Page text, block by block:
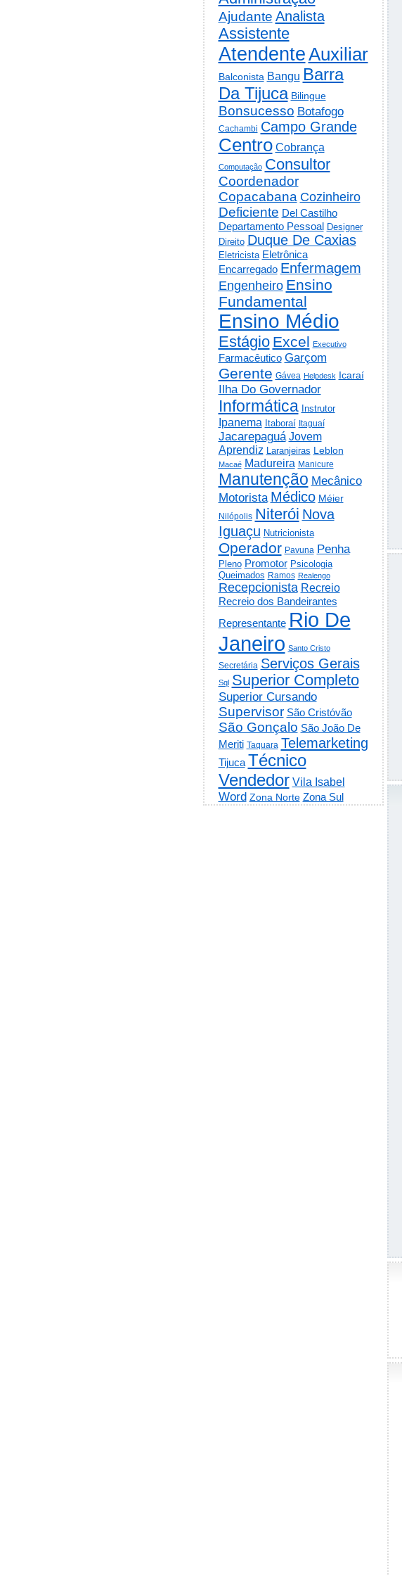
Ajudante Analista
Assistente
AtendenteAuxiliar
Balconista Bangu Barra
Da Tijuca Bilingue
Bonsucesso Botafogo
Cachambi Campo Grande
Centro Cobrança
Computação Consultor
Coordenador
Copacabana Cozinheiro
Deficiente Del Castilho
Departamento Pessoal Designer
Direito Duque De Caxias
Eletricista Eletrônica
Encarregado Enfermagem
Engenheiro Ensino
Fundamental
Ensino Médio
Estágio Excel Executivo
Farmacêutico Garçom
Gerente Gávea Helpdesk Icaraí
Ilha Do Governador
Informática Instrutor
Ipanema Itaboraí Itaguaí
Jacarepaguá Jovem
Aprendiz
Laranjeiras Leblon
Macaé Madureira Manicure
Manutenção Mecânico
Motorista Médico Méier
Nilópolis Niterói Nova
Iguaçu Nutricionista
Operador Pavuna Penha
Pleno Promotor Psicologia
Queimados Ramos Realengo
Recepcionista Recreio
Recreio dos Bandeirantes
Representante Rio De
Janeiro Santo Cristo
Secretária Serviços Gerais
Sql Superior Completo
Superior Cursando
Supervisor São Cristóvão
São Gonçalo São João De
Meriti Taquara Telemarketing
Tijuca Técnico
Vendedor Vila Isabel
Word Zona Norte Zona Sul